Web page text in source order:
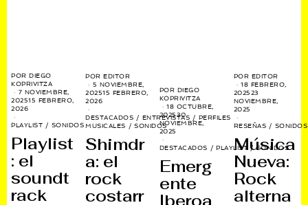
PORDIEGO
KOPRIVITZA
7 NOVIEMBRE,
202515 FEBRERO,
2026
PLAYLIST / SONIDOS
Playlist
: el
soundt
rack
POREDITOR
5 NOVIEMBRE,
202515 FEBRERO,
2026
DESTACADOS / ENTREVISTAS / PERFILES
MUSICALES / SONIDOS
Shimdr
a: el
rock
costarr
POR DIEGO
KOPRIVITZA
18 OCTUBRE,
202530
NOVIEMBRE,
2025
DESTACADOS / PLAYLIST / SONIDOS
Emerg
ente
POR EDITOR
18 FEBRERO,
2025 23
NOVIEMBRE,
2025
RESEÑAS / SONIDOS
Música
Nueva:
Rock
alterna